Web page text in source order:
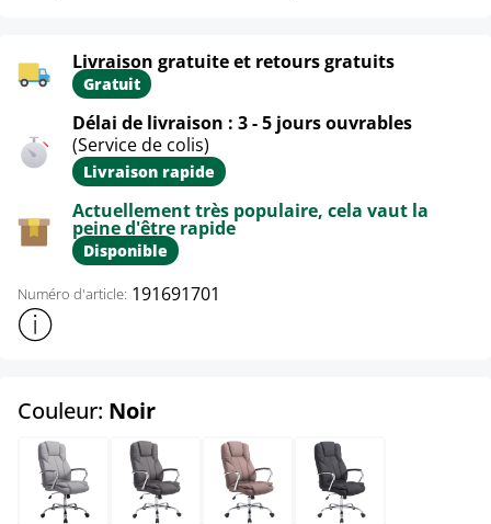
Livraison gratuite et retours gratuits
Gratuit
Délai de livraison : 3 - 5 jours ouvrables
(Service de colis)
Livraison rapide
Actuellement très populaire, cela vaut la
peine d'être rapide
Disponible
Numéro d'article: 191691701
Afficher plus d'informations sur le produit
Couleur: Noirselect
Gris Gris foncé Marron Noir